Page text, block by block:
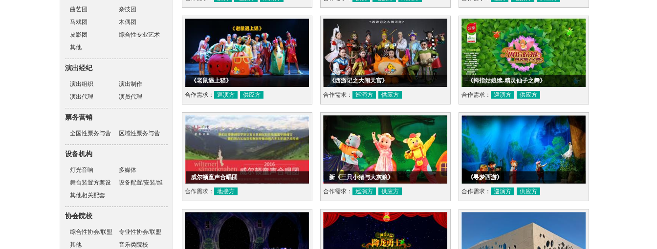
曲艺团
杂技团
马戏团
木偶团
皮影团
综合性专业艺术
其他
演出经纪
演出组织
演出制作
演出代理
演员代理
票务营销
全国性票务与营
销机构
区域性票务与营
销机构
设备机构
灯光音响
多媒体
舞台装置方案设
计
设备配置/安装/维
其他相关配套
协会院校
综合性协会/联盟
专业性协会/联盟
其他
音乐类院校
《老鼠遇上猫》
合作需求： 巡演方 供应方
《西游记之大闹天宫》
合作需求： 巡演方 供应方
《拇指姑娘续-精灵仙子之舞》
合作需求： 巡演方 供应方
威尔顿童声合唱团
合作需求： 地接方
新《三只小猪与大灰狼》
合作需求： 巡演方 供应方
《寻梦西游》
合作需求： 巡演方 供应方